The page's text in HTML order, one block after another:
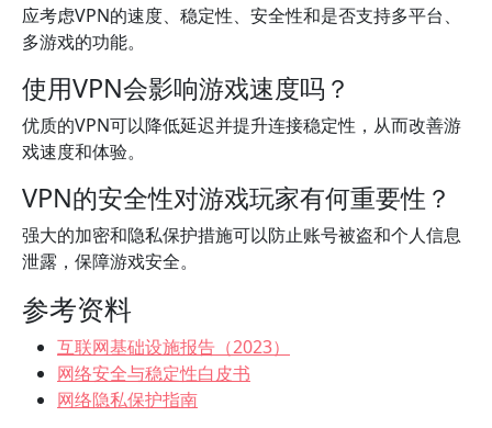
应考虑VPN的速度、稳定性、安全性和是否支持多平台、
多游戏的功能。
使用VPN会影响游戏速度吗？
优质的VPN可以降低延迟并提升连接稳定性，从而改善游
戏速度和体验。
VPN的安全性对游戏玩家有何重要性？
强大的加密和隐私保护措施可以防止账号被盗和个人信息
泄露，保障游戏安全。
参考资料
互联网基础设施报告（2023）
网络安全与稳定性白皮书
网络隐私保护指南